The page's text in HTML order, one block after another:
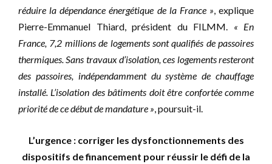
réduire la dépendance énergétique de la France », explique
Pierre-Emmanuel Thiard, président du FILMM. « En
France, 7,2 millions de logements sont qualifiés de passoires
thermiques. Sans travaux d’isolation, ces logements resteront
des passoires, indépendamment du système de chauffage
installé. L’isolation des bâtiments doit être confortée comme
priorité de ce début de mandature », poursuit-il.
L’urgence : corriger les dysfonctionnements des
dispositifs de financement pour réussir le défi de la